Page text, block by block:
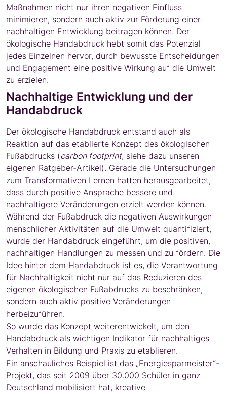
Maßnahmen nicht nur ihren negativen Einfluss
minimieren, sondern auch aktiv zur Förderung einer
nachhaltigen Entwicklung beitragen können. Der
ökologische Handabdruck hebt somit das Potenzial
jedes Einzelnen hervor, durch bewusste Entscheidungen
und Engagement eine positive Wirkung auf die Umwelt
zu erzielen.
Nachhaltige Entwicklung und der
Handabdruck
Der ökologische Handabdruck entstand auch als
Reaktion auf das etablierte Konzept des ökologischen
Fußabdrucks (carbon footprint, siehe dazu unseren
eigenen Ratgeber-Artikel). Gerade die Untersuchungen
zum Transformativen Lernen hatten herausgearbeitet,
dass durch positive Ansprache bessere und
nachhaltigere Veränderungen erzielt werden können.
Während der Fußabdruck die negativen Auswirkungen
menschlicher Aktivitäten auf die Umwelt quantifiziert,
wurde der Handabdruck eingeführt, um die positiven,
nachhaltigen Handlungen zu messen und zu fördern. Die
Idee hinter dem Handabdruck ist es, die Verantwortung
für Nachhaltigkeit nicht nur auf das Reduzieren des
eigenen ökologischen Fußabdrucks zu beschränken,
sondern auch aktiv positive Veränderungen
herbeizuführen.
So wurde das Konzept weiterentwickelt, um den
Handabdruck als wichtigen Indikator für nachhaltiges
Verhalten in Bildung und Praxis zu etablieren.
Ein anschauliches Beispiel ist das „Energiesparmeister“-
Projekt, das seit 2009 über 30.000 Schüler in ganz
Deutschland mobilisiert hat, kreative